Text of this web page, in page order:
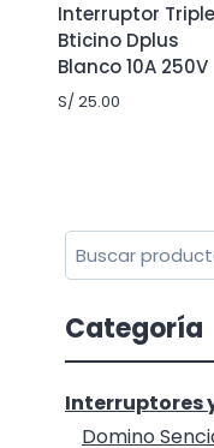
Interruptor Triple
Bticino Dplus
Blanco 10A 250V
S/ 25.00
Buscar
Categoría
Interruptores
Domino